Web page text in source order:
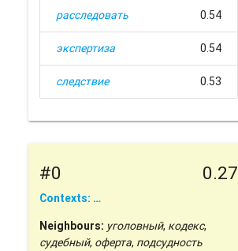
расследовать 0.54
экспертиза 0.54
следствие 0.53
#0 0.27
Contexts: …
Neighbours: уголовный, кодекс,
судебный, оферта, подсудность